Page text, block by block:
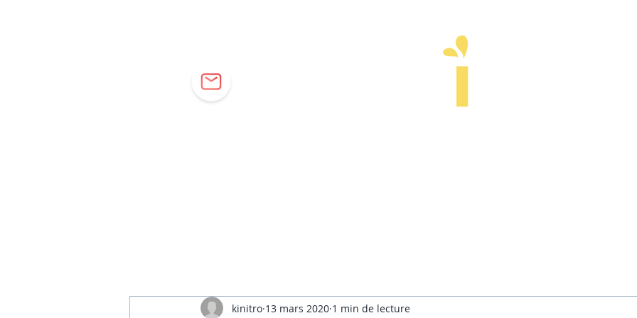
kinitro 13 mars 2020 1 min de lecture